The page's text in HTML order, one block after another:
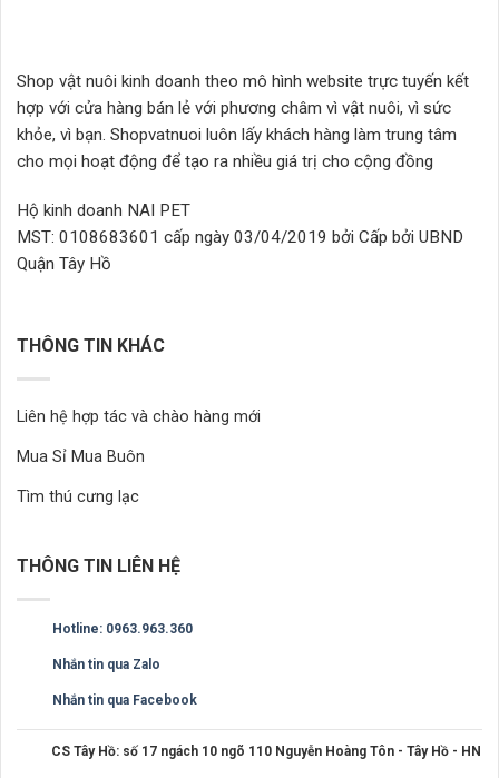
Shop vật nuôi kinh doanh theo mô hình website trực tuyến kết
hợp với cửa hàng bán lẻ với phương châm vì vật nuôi, vì sức
khỏe, vì bạn. Shopvatnuoi luôn lấy khách hàng làm trung tâm
cho mọi hoạt động để tạo ra nhiều giá trị cho cộng đồng
Hộ kinh doanh NAI PET
MST: 0108683601 cấp ngày 03/04/2019 bởi Cấp bởi UBND
Quận Tây Hồ
THÔNG TIN LIÊN HỆ
Hotline: 0963.963.360
Nhắn tin qua Zalo
Nhắn tin qua Facebook
CS Tây Hồ: số 17 ngách 10 ngõ 110 Nguyễn Hoàng Tôn - Tây Hồ - HN
THÔNG TIN KHÁC
Liên hệ hợp tác và chào hàng mới
Mua Sỉ Mua Buôn
Tìm thú cưng lạc